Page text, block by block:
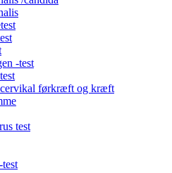
-test
cervikal førkræft og kræft
test